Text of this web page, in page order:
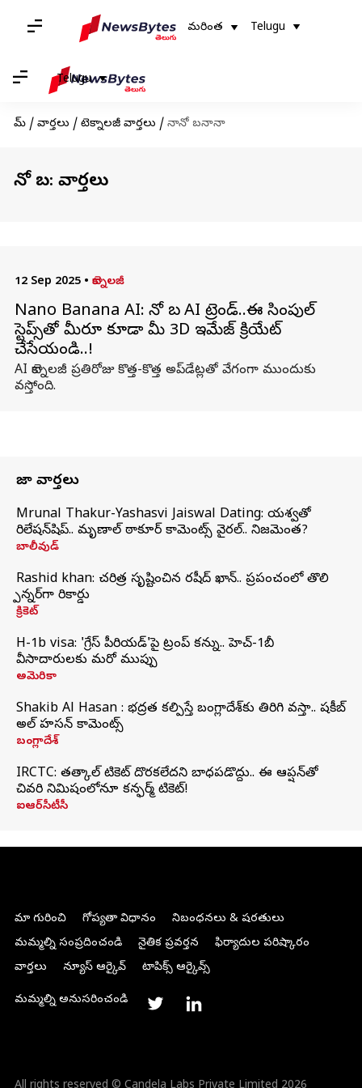
మరింత Telugu
Telugu
హోమ్ / వార్తలు / టెక్నాలజీ వార్తలు / నానో బనానా
నానో బనానా: వార్తలు
12 Sep 2025 • టెక్నాలజీ
Nano Banana AI: నానో బనానా AI ట్రెండ్..ఈ సింపుల్
స్టెప్స్‌తో మీరూ కూడా మీ 3D ఇమేజ్ క్రియేట్
చేసేయండి..!
AI టెక్నాలజీ ప్రతిరోజు కొత్త-కొత్త అప్‌డేట్లతో వేగంగా ముందుకు
వస్తోంది.
తాజా వార్తలు
Mrunal Thakur-Yashasvi Jaiswal Dating: యశస్వితో
రిలేషన్‌షిప్.. మృణాల్ ఠాకూర్ కామెంట్స్ వైరల్.. నిజమెంత?
బాలీవుడ్
Rashid khan: చరిత్ర సృష్టించిన రషీద్ ఖాన్.. ప్రపంచంలో తొలి
స్పిన్నర్‌గా రికార్డు
క్రికెట్
H-1b visa: 'గ్రేస్‌ పీరియడ్‌'పై ట్రంప్‌ కన్ను.. హెచ్‌-1బీ
వీసాదారులకు మరో ముప్పు
అమెరికా
Shakib Al Hasan : భద్రత కల్పిస్తే బంగ్లాదేశ్‌కు తిరిగి వస్తా.. షకీబ్
అల్ హసన్ కామెంట్స్
బంగ్లాదేశ్
IRCTC: తత్కాల్ టికెట్ దొరకలేదని బాధపడొద్దు.. ఈ ఆప్షన్‌తో
చివరి నిమిషంలోనూ కన్ఫర్మ్ టికెట్!
ఐఆర్‌సీటీసీ
మా గురించి గోప్యతా విధానం
నిబంధనలు & షరతులు
మమ్మల్ని సంప్రదించండి
నైతిక ప్రవర్తన
ఫిర్యాదుల పరిష్కారం
వార్తలు
న్యూస్ ఆర్కైవ్ టాపిక్స్ ఆర్కైవ్స్
మమ్మల్ని అనుసరించండి